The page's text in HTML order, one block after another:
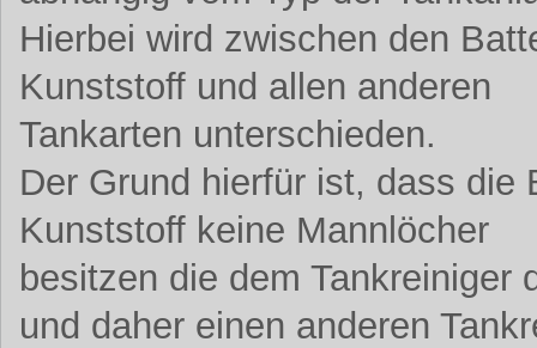
Hierbei wird zwischen den
Kunststoff und allen anderen
Tankarten unterschieden.
Der Grund hierfür ist, dass die
Kunststoff keine Mannlöcher
besitzen die dem Tankreiniger
und daher einen anderen